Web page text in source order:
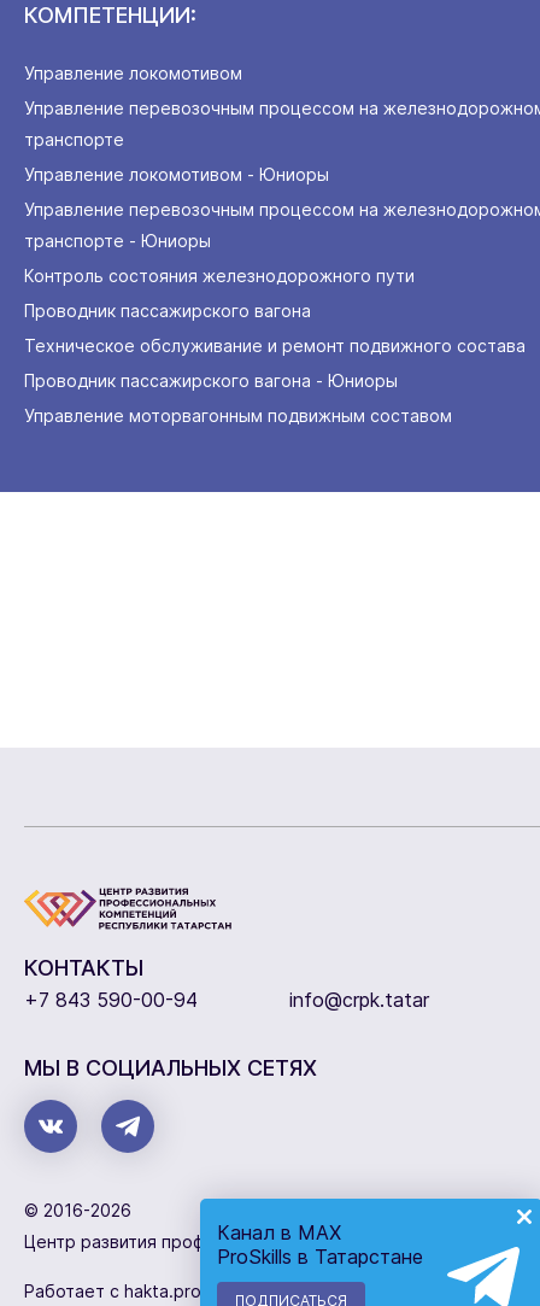
КОМПЕТЕНЦИИ:
Управление локомотивом
Управление перевозочным процессом на
транспорте
Управление локомотивом - Юниоры
Управление перевозочным процессом на
транспорте - Юниоры
Контроль состояния железнодорожного пути
Проводник пассажирского вагона
Техническое обслуживание и ремонт подвижного состава
Проводник пассажирского вагона - Юниоры
Управление моторвагонным подвижным составом
КОНТАКТЫ
+7 843 590-00-94 info@crpk.tatar
МЫ В СОЦИАЛЬНЫХ СЕТЯХ
© 2016-2026
Центр развития профессиональных компетенций
Работает с hakta.pro
Канал в MAX
ProSkills в Татарстане
ПОДПИСАТЬСЯ